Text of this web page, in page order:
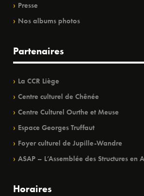
Presse
Nos albums photos
Partenaires
La CCR Liège
Centre culturel de Chênée
Centre Culturel Ourthe et Meuse
Espace Georges Truffaut
Foyer culturel de Jupille-Wandre
ASAP – L’Assemblée des Structures en
Horaires